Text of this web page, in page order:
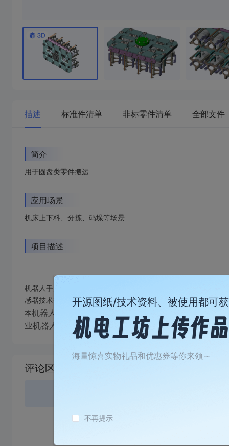
描述 标准件清单 非标零件清单 全部文件
简介
用于圆盘类零件搬运
应用场景
机床上下料、分拣、码垛等场景
项目描述
机器人手爪作为机器人的末端执行机构，是一个高度集成的、
感器技术等学科。
本机器人的手爪针对于质量较轻的轴类和盘类零件，采
业机器人，进行分拣、搬运等工作，辅助实现自动化生
失
评论区
开源图纸/技术资料、被使用都可
海量惊喜实物礼品和优惠券等你来领～
不再提示